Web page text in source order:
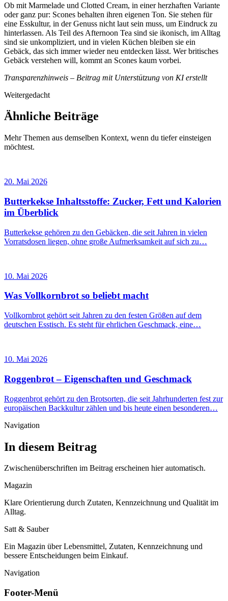
Ob mit Marmelade und Clotted Cream, in einer herzhaften Variante
oder ganz pur: Scones behalten ihren eigenen Ton. Sie stehen für
eine Esskultur, in der Genuss nicht laut sein muss, um Eindruck zu
hinterlassen. Als Teil des Afternoon Tea sind sie ikonisch, im Alltag
sind sie unkompliziert, und in vielen Küchen bleiben sie ein
Gebäck, das sich immer wieder neu entdecken lässt. Wer britisches
Gebäck verstehen will, kommt an Scones kaum vorbei.
Transparenzhinweis – Beitrag mit Unterstützung von KI erstellt
Weitergedacht
Ähnliche Beiträge
Mehr Themen aus demselben Kontext, wenn du tiefer einsteigen
möchtest.
20. Mai 2026
Butterkekse Inhaltsstoffe: Zucker, Fett und Kalorien
im Überblick
Butterkekse gehören zu den Gebäcken, die seit Jahren in vielen
Vorratsdosen liegen, ohne große Aufmerksamkeit auf sich zu…
10. Mai 2026
Was Vollkornbrot so beliebt macht
Vollkornbrot gehört seit Jahren zu den festen Größen auf dem
deutschen Esstisch. Es steht für ehrlichen Geschmack, eine…
10. Mai 2026
Roggenbrot – Eigenschaften und Geschmack
Roggenbrot gehört zu den Brotsorten, die seit Jahrhunderten fest zur
europäischen Backkultur zählen und bis heute einen besonderen…
Navigation
In diesem Beitrag
Zwischenüberschriften im Beitrag erscheinen hier automatisch.
Magazin
Klare Orientierung durch Zutaten, Kennzeichnung und Qualität im
Alltag.
Satt & Sauber
Ein Magazin über Lebensmittel, Zutaten, Kennzeichnung und
bessere Entscheidungen beim Einkauf.
Navigation
Footer-Menü